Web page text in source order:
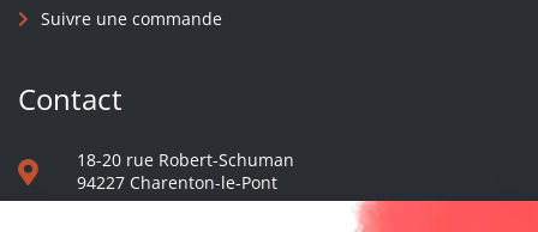
Suivre une commande
Contact
18-20 rue Robert-Schuman
94227 Charenton-le-Pont